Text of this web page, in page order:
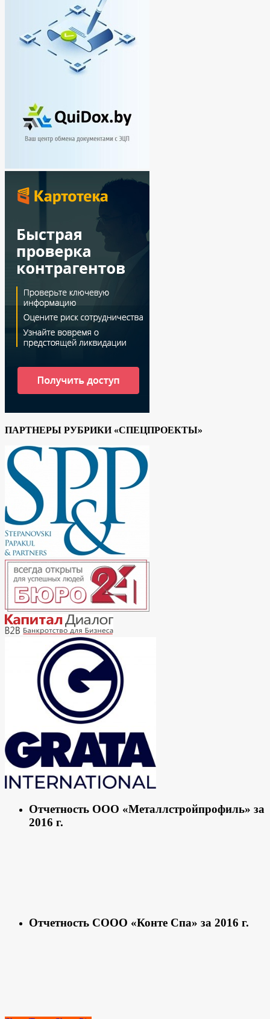
ПАРТНЕРЫ РУБРИКИ «СПЕЦПРОЕКТЫ»
Отчетность ООО «Металлстройпрофиль» за
2016 г.
Отчетность СООО «Конте Спа» за 2016 г.